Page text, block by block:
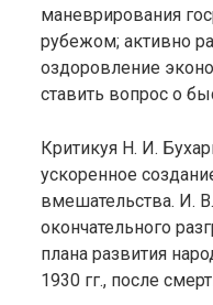
маневрирования
рубежом; активно
оздоровление
ставить вопрос о
Критикуя Н. И.
ускоренное
вмешательства. И.
окончательного
плана развития
1930 гг., после